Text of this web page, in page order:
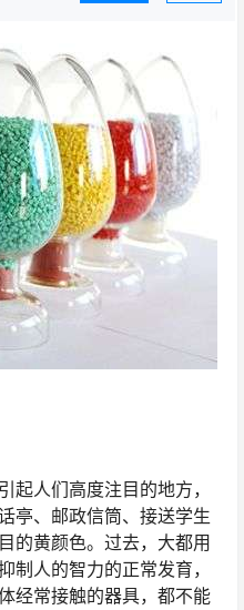
起人们高度注目的地方，
亭、邮政信筒、接送学生
的黄颜色。过去，大都用
制人的智力的正常发育，
经常接触的器具，都不能